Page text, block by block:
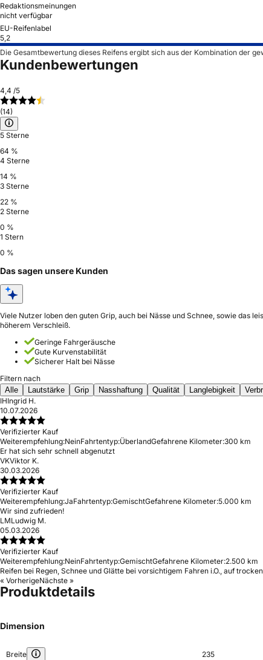
Redaktionsmeinungen
nicht verfügbar
EU-Reifenlabel
5,2
Die Gesamtbewertung dieses Reifens ergibt sich aus der Kombination der
Kundenbewertungen
4,4 /5
(14)
5 Sterne
64 %
4 Sterne
14 %
3 Sterne
22 %
2 Sterne
0 %
1 Stern
0 %
Das sagen unsere Kunden
Viele Nutzer loben den guten Grip, auch bei Nässe und Schnee, sowie das
höherem Verschleiß.
Geringe Fahrgeräusche
Gute Kurvenstabilität
Sicherer Halt bei Nässe
Filtern nach
Alle
Lautstärke Grip Nasshaftung Qualität Langlebigkeit
IHIngrid H.
10.07.2026
Verifizierter Kauf
Weiterempfehlung:NeinFahrtentyp:ÜberlandGefahrene Kilometer:300 km
Er hat sich sehr schnell abgenutzt
VKViktor K.
30.03.2026
Verifizierter Kauf
Weiterempfehlung:JaFahrtentyp:GemischtGefahrene Kilometer:5.000 km
Wir sind zufrieden!
LMLudwig M.
05.03.2026
Verifizierter Kauf
Weiterempfehlung:NeinFahrtentyp:GemischtGefahrene Kilometer:2.500 km
Reifen bei Regen, Schnee und Glätte bei vorsichtigem Fahren i.O., auf
« VorherigeNächste »
Produktdetails
Dimension
Breite 235